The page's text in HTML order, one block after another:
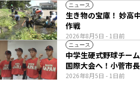
ニュース
2026年8月5日 - 1日前
生き物の宝庫！ 妙高
作戦
ニュース
2026年8月5日 - 1日前
中学生硬式野球チー
国際大会へ！小菅市